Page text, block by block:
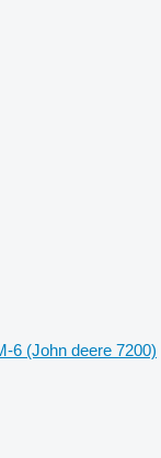
6 (John deere 7200)